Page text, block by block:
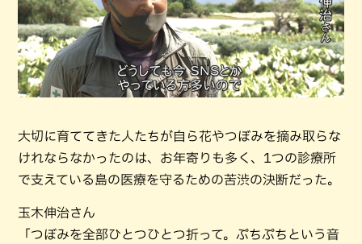
大切に育ててきた人たちが自ら花やつぼみを摘み取らな
けれならなかったのは、お年寄りも多く、1つの診療所
で支えている島の医療を守るための苦渋の決断だった。
玉木伸治さん
「つぼみを全部ひとつひとつ折って。ぷちぷちという音